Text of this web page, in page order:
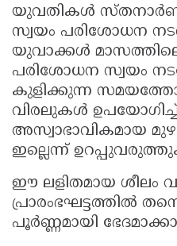
യുവതികൾ
സ്വയം പരിശോധന
യുവാക്കൾ
പരിശോധന സ്വയം
കുളിക്കുന്ന
വിരലുകൾ
അസ്വാഭാവികമായ
ഇല്ലെന്ന്
ഈ ലളിതമായ ശീലം
പ്രാരംഭഘട്ടത്തിൽ
പൂർണ്ണമായി